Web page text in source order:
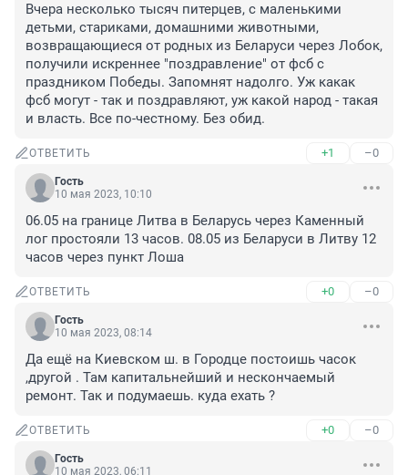
Вчера несколько тысяч питерцев, с маленькими
детьми, стариками, домашними животными,
возвращающиеся от родных из Беларуси через Лобок,
получили искреннее "поздравление" от фсб с
праздником Победы. Запомнят надолго. Уж какак
фсб могут - так и поздравляют, уж какой народ - такая
и власть. Все по-честному. Без обид.
ОТВЕТИТЬ +1 –0
Гость
10 мая 2023, 10:10
06.05 на границе Литва в Беларусь через Каменный
лог простояли 13 часов. 08.05 из Беларуси в Литву 12
часов через пункт Лоша
ОТВЕТИТЬ +0 –0
Гость
10 мая 2023, 08:14
Да ещё на Киевском ш. в Городце постоишь часок
,другой . Там капитальнейший и нескончаемый
ремонт. Так и подумаешь. куда ехать ?
ОТВЕТИТЬ +0 –0
Гость
10 мая 2023, 06:11